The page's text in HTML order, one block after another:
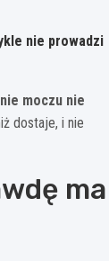
nie prowadzi
moczu nie
dostaje, i nie
ma